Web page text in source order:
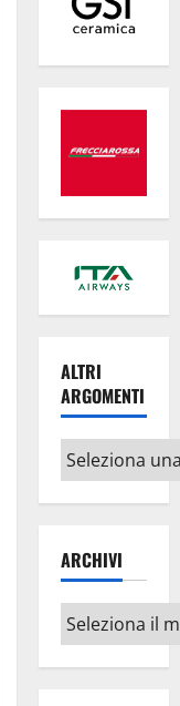
ALTRI
ARGOMENTI
Altri
argomenti
ARCHIVI
Archivi